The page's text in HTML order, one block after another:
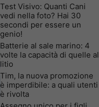
Test Visivo: Quanti Cani
vedi nella foto? Hai 30
secondi per essere un
genio!
Batterie al sale marino: 4
volte la capacità di quelle al
litio
Tim, la nuova promozione
è imperdibile: a quali utenti
è rivolta